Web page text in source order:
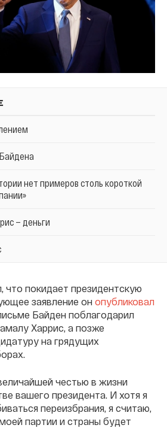
нет примеров столь короткой
— деньги
что покидает президентскую
заявление он опубликовал
Байден поблагодарил
Харрис, а позже
на грядущих
честью в жизни
вашего президента. И хотя я
переизбрания, я считаю,
партии и страны будет